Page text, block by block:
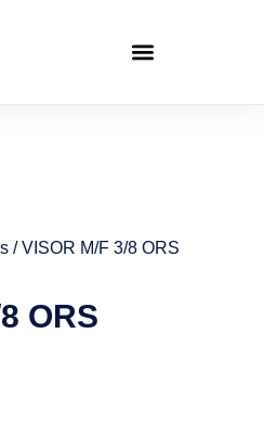
/ VISOR M/F 3/8 ORS
ORS